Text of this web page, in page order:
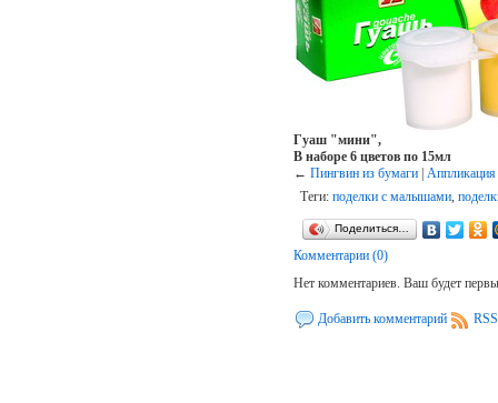
Гуаш "мини",
В наборе 6 цветов по 15мл
← Пингвин из бумаги|
Теги: поделки с малышами,
Поделиться…
Комментарии (0)
Нет комментариев. Ваш будет
Добавить комментарий